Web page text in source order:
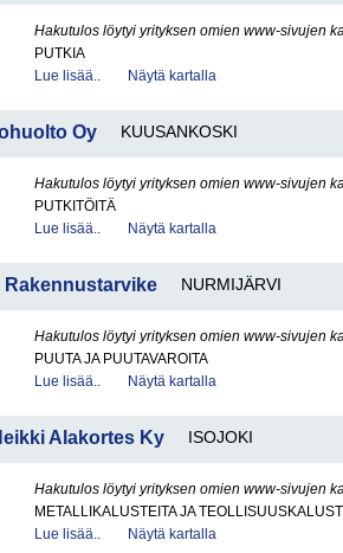
Hakutulos löytyi yrityksen omien www-sivujen
PUTKIA
Lue lisää..
Näytä kartalla
Oy KUUSANKOSKI
Hakutulos löytyi yrityksen omien www-sivujen
PUTKITÖITÄ
Lue lisää..
Näytä kartalla
Rakennustarvike NURMIJÄRVI
Hakutulos löytyi yrityksen omien www-sivujen
PUUTA JA PUUTAVAROITA
Lue lisää..
Näytä kartalla
Alakortes Ky ISOJOKI
Hakutulos löytyi yrityksen omien www-sivujen
METALLIKALUSTEITA JA
Lue lisää..
Näytä kartalla